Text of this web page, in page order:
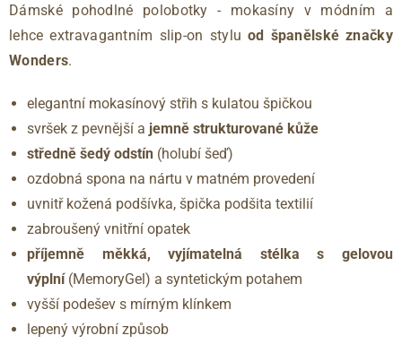
Dámské pohodlné polobotky - mokasíny v módním a
lehce extravagantním slip-on styluod španělské značky
Wonders.
elegantní mokasínový střih s kulatou špičkou
svršek z pevnější a jemně strukturované kůže
středně šedý odstín (holubí šeď)
ozdobná spona na nártu v matném provedení
uvnitř kožená podšívka, špička podšita textilií
zabroušený vnitřní opatek
příjemně měkká, vyjímatelná stélka s gelovou
výplní(MemoryGel) a syntetickým potahem
vyšší podešev s mírným klínkem
lepený výrobní způsob